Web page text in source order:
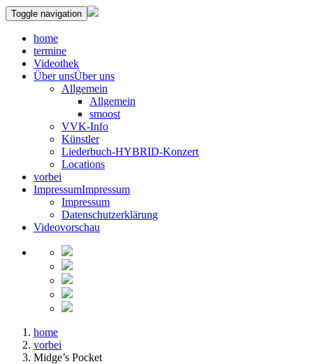
Toggle navigation
home
termine
Videothek
Über unsÜber uns
Allgemein
Allgemein
smoost
VVK-Info
Künstler
Liederbuch-HYBRID-Konzert
Locations
vorbei
ImpressumImpressum
Impressum
Datenschutzerklärung
Videovorschau
home
vorbei
Midge’s Pocket